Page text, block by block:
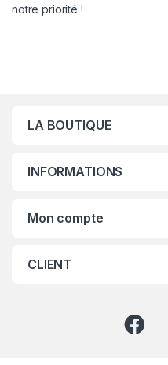
notre priorité !
LA BOUTIQUE
INFORMATIONS
Mon compte
CLIENT